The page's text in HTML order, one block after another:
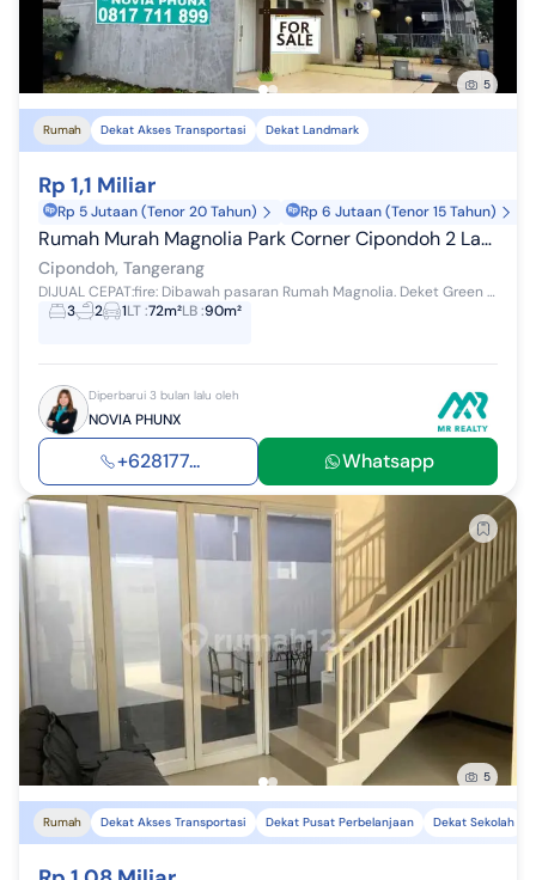
5
Rumah Dekat Akses Transportasi Dekat Landmark
Rp 1,1 Miliar
Rp 5 Jutaan (Tenor 20 Tahun) Rp 6 Jutaan (Tenor 15 Tahun)
Rumah Murah Magnolia Park Corner Cipondoh 2 Lantai Bebas Banjir
Cipondoh, Tangerang
DIJUAL CEPAT:fire: Dibawah pasaran Rumah Magnolia. Deket Green Lake City. Cipondoh. Deket tol karang tengah Bangunan 2017 Uk: 6x12m LT: 72m² L...
3
2 1LT:72m²LB:90m²
Diperbarui 3 bulan lalu oleh
NOVIA PHUNX
+628177... Whatsapp
5
Rumah Dekat Akses Transportasi Dekat Pusat Perbelanjaan Dekat Sekolah